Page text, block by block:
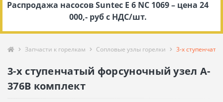
Распродажа насосов Suntec E 6 NC 1069 – цена 24
000,- руб с НДС/шт.
Запчасти к горелкам Сопловые узлы горелки 3-х
3-х ступенчатый форсуночный узел A-
376B комплект